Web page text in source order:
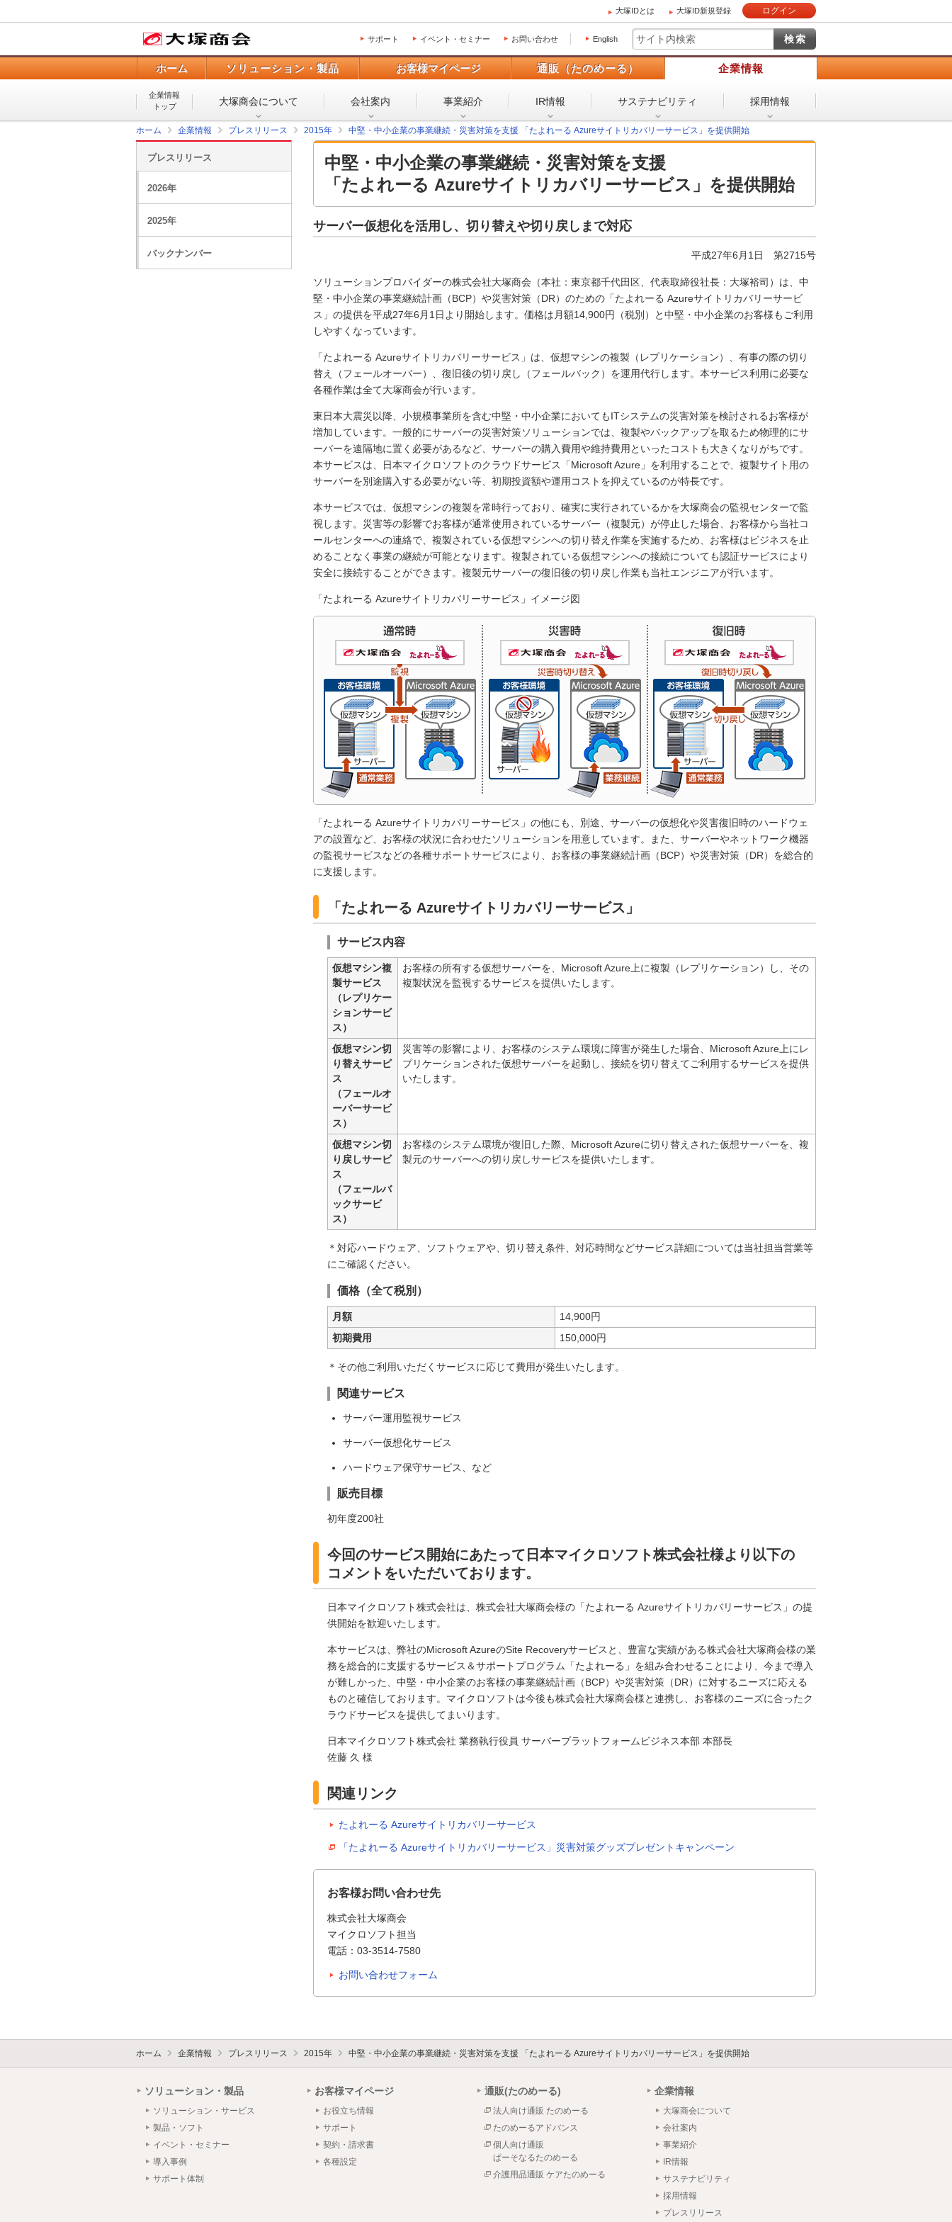
大塚IDとは 大塚ID新規登録 ログイン
サポート イベント・セミナー お問い合わせ English
ホーム ソリューション・製品 お客様マイページ 通販（たのめーる） 企業情報
企業情報
トップ
大塚商会について 会社案内 事業紹介 IR情報 サステナビリティ 採用情報
ホーム 企業情報 プレスリリース 2015年 中堅・中小企業の事業継続・災害対策を支援 「たよれーる Azureサイトリカバリーサービス」を提供開始
中堅・中小企業の事業継続・災害対策を支援
「たよれーる Azureサイトリカバリーサービス」を提供開始
サーバー仮想化を活用し、切り替えや切り戻しまで対応
平成27年6月1日 第2715号
ソリューションプロバイダーの株式会社大塚商会（本社：東京都千代田区、代表取締役社長：大塚裕司）は、中
堅・中小企業の事業継続計画（BCP）や災害対策（DR）のための「たよれーる Azureサイトリカバリーサービ
ス」の提供を平成27年6月1日より開始します。価格は月額14,900円（税別）と中堅・中小企業のお客様もご利用
しやすくなっています。
「たよれーる Azureサイトリカバリーサービス」は、仮想マシンの複製（レプリケーション）、有事の際の切り
替え（フェールオーバー）、復旧後の切り戻し（フェールバック）を運用代行します。本サービス利用に必要な
各種作業は全て大塚商会が行います。
東日本大震災以降、小規模事業所を含む中堅・中小企業においてもITシステムの災害対策を検討されるお客様が
増加しています。一般的にサーバーの災害対策ソリューションでは、複製やバックアップを取るため物理的にサ
ーバーを遠隔地に置く必要があるなど、サーバーの購入費用や維持費用といったコストも大きくなりがちです。
本サービスは、日本マイクロソフトのクラウドサービス「Microsoft Azure」を利用することで、複製サイト用の
サーバーを別途購入する必要がない等、初期投資額や運用コストを抑えているのが特長です。
本サービスでは、仮想マシンの複製を常時行っており、確実に実行されているかを大塚商会の監視センターで監
視します。災害等の影響でお客様が通常使用されているサーバー（複製元）が停止した場合、お客様から当社コ
ールセンターへの連絡で、複製されている仮想マシンへの切り替え作業を実施するため、お客様はビジネスを止
めることなく事業の継続が可能となります。複製されている仮想マシンへの接続についても認証サービスにより
安全に接続することができます。複製元サーバーの復旧後の切り戻し作業も当社エンジニアが行います。
「たよれーる Azureサイトリカバリーサービス」イメージ図
「たよれーる Azureサイトリカバリーサービス」の他にも、別途、サーバーの仮想化や災害復旧時のハードウェ
アの設置など、お客様の状況に合わせたソリューションを用意しています。また、サーバーやネットワーク機器
の監視サービスなどの各種サポートサービスにより、お客様の事業継続計画（BCP）や災害対策（DR）を総合的
に支援します。
「たよれーる Azureサイトリカバリーサービス」
サービス内容
仮想マシン複
製サービス
（レプリケー
ションサービ
ス）
お客様の所有する仮想サーバーを、Microsoft Azure上に複製（レプリケーション）し、その
複製状況を監視するサービスを提供いたします。
仮想マシン切
り替えサービ
ス
（フェールオ
ーバーサービ
ス）
災害等の影響により、お客様のシステム環境に障害が発生した場合、Microsoft Azure上にレ
プリケーションされた仮想サーバーを起動し、接続を切り替えてご利用するサービスを提供
いたします。
仮想マシン切
り戻しサービ
ス
（フェールバ
ックサービ
ス）
お客様のシステム環境が復旧した際、Microsoft Azureに切り替えされた仮想サーバーを、複
製元のサーバーへの切り戻しサービスを提供いたします。
＊対応ハードウェア、ソフトウェアや、切り替え条件、対応時間などサービス詳細については当社担当営業等
にご確認ください。
価格（全て税別）
月額
14,900円
初期費用
150,000円
＊その他ご利用いただくサービスに応じて費用が発生いたします。
関連サービス
サーバー運用監視サービス
サーバー仮想化サービス
ハードウェア保守サービス、など
販売目標
初年度200社
今回のサービス開始にあたって日本マイクロソフト株式会社様より以下の
コメントをいただいております。
日本マイクロソフト株式会社は、株式会社大塚商会様の「たよれーる Azureサイトリカバリーサービス」の提
供開始を歓迎いたします。
本サービスは、弊社のMicrosoft AzureのSite Recoveryサービスと、豊富な実績がある株式会社大塚商会様の業
務を総合的に支援するサービス＆サポートプログラム「たよれーる」を組み合わせることにより、今まで導入
が難しかった、中堅・中小企業のお客様の事業継続計画（BCP）や災害対策（DR）に対するニーズに応える
ものと確信しております。マイクロソフトは今後も株式会社大塚商会様と連携し、お客様のニーズに合ったク
ラウドサービスを提供してまいります。
日本マイクロソフト株式会社 業務執行役員 サーバープラットフォームビジネス本部 本部長
佐藤 久 様
関連リンク
たよれーる Azureサイトリカバリーサービス
「たよれーる Azureサイトリカバリーサービス」災害対策グッズプレゼントキャンペーン
お客様お問い合わせ先
株式会社大塚商会
マイクロソフト担当
電話：03-3514-7580
お問い合わせフォーム
プレスリリース
2026年
2025年
バックナンバー
ホーム 企業情報 プレスリリース 2015年 中堅・中小企業の事業継続・災害対策を支援 「たよれーる Azureサイトリカバリーサービス」を提供開始
ソリューション・製品
ソリューション・サービス
製品・ソフト
イベント・セミナー
導入事例
サポート体制
お客様マイページ
お役立ち情報
サポート
契約・請求書
各種設定
通販(たのめーる)
法人向け通販 たのめーる
たのめーるアドバンス
個人向け通販
ぱーそなるたのめーる
介護用品通販 ケアたのめーる
企業情報
大塚商会について
会社案内
事業紹介
IR情報
サステナビリティ
採用情報
プレスリリース